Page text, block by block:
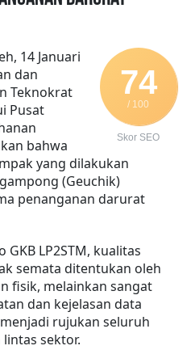
74
/ 100
Skor SEO
14 Januari
dan
Teknokrat
Pusat
bahwa
yang dilakukan
(Geuchik)
penanganan darurat
LP2STM, kualitas
semata ditentukan oleh
fisik, melainkan sangat
dan kejelasan data
rujukan seluruh
sektor.